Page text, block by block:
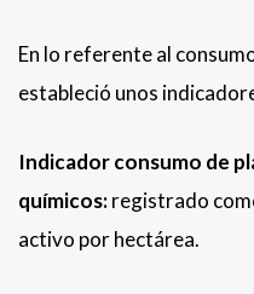
En lo referente al
estableció unos
Indicador consumo de
químicos:registrado
activo por hectárea.